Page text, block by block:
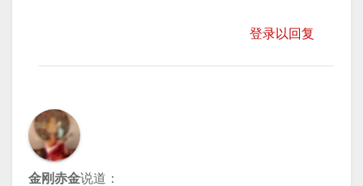
登录以回复
金刚赤金说道：